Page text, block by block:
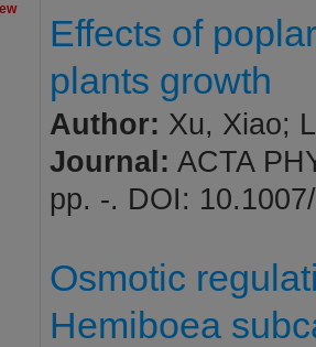
Effects of
plants growth
Author: Xu, Xiao;
Journal: ACTA
pp. -. DOI:
Osmotic
Hemiboea